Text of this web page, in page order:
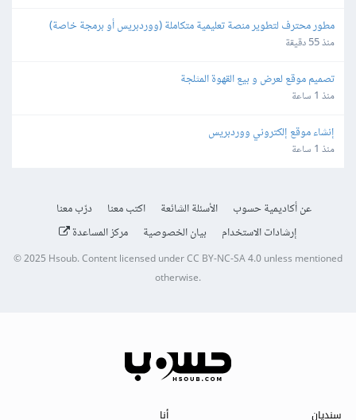
مطور محترف لتطوير منصة تعليمية متكاملة (ووردبريس أو برمجة خاصة)
منذ 55 دقيقة
تصميم موقع لعرض و بيع القهوة المثلجة
منذ 1 ساعة
إنشاء موقع إلكتروني ووردبريس
منذ 1 ساعة
عن أكاديمية حسوب الأسئلة الشائعة اكتب معنا
درّب معنا
إرشادات الاستخدام
بيان الخصوصية مركز المساعدة
© 2025 Hsoub.Content licensed underCC BY-NC-SA 4.0unless mentioned
otherwise.